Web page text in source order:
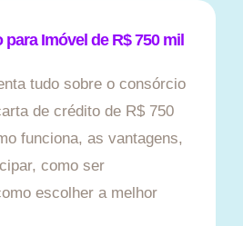
Imóvel de R$ 750 mil
tudo sobre o consórcio
de crédito de R$ 750
funciona, as vantagens,
como ser
escolher a melhor